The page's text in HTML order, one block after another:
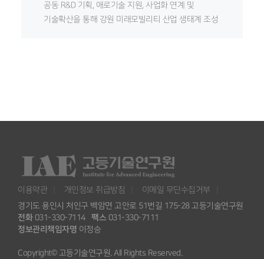
공동 R&D 기획, 애로기술 지원, 사업화 연계 및
기술확산을 통해 강원 미래모빌리티 산업 생태계 조성
이용약관 개인정보 취급방침
이메일 무단수집거부
경기도 용인시 처인구 백암면 고안로 51번길 175-28 고등기술연구원
전화031-330-7114 팩스031-330-7111
정보관리책임자명 이정승
Copyright© 고등기술연구원. All Rights Reserved.